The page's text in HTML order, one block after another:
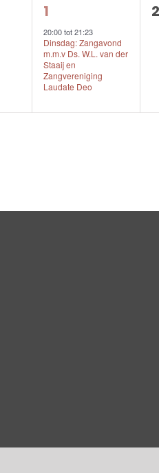
1
evenement,
1
20:00tot21:23
Dinsdag: Zangavond
m.m.v Ds. W.L. van der
Staaij en
Zangvereniging
Laudate Deo
0
2